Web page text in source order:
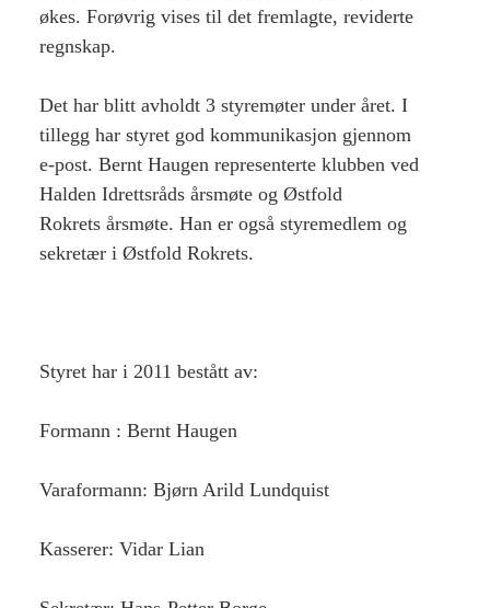
økes. Forøvrig vises til det fremlagte, reviderte
regnskap.
Det har blitt avholdt 3 styremøter under året. I
tillegg har styret god kommunikasjon gjennom
e-post. Bernt Haugen representerte klubben ved
Halden Idrettsråds årsmøte og Østfold
Rokrets årsmøte. Han er også styremedlem og
sekretær i Østfold Rokrets.
Styret har i 2011 bestått av:
Formann : Bernt Haugen
Varaformann: Bjørn Arild Lundquist
Kasserer: Vidar Lian